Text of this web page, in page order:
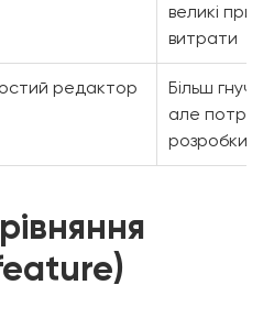
великі
витрати
редактор
Більш
але
розробки